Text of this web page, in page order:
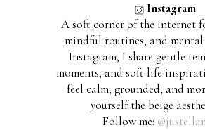
Instagram
A soft corner of the internet
mindful routines, and mental
Instagram, I share gentle
moments, and soft life
feel calm, grounded, and
yourself the beige
Follow me: